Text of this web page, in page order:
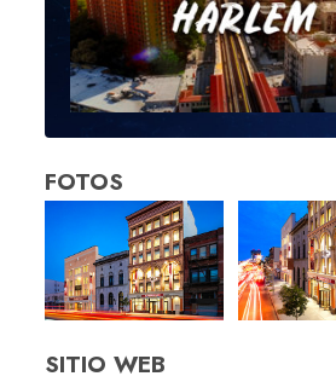
FOTOS
SITIO WEB